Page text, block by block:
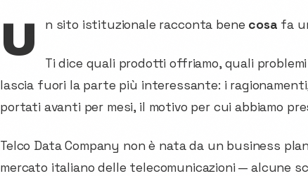
Un sito istituzionale racconta bene cosa fa
Ti dice quali prodotti offriamo, quali
lascia fuori la parte più interessante: i
portati avanti per mesi, il motivo per cui abbiamo
Telco Data Company non è nata da un business
mercato italiano delle telecomunicazioni — alcune